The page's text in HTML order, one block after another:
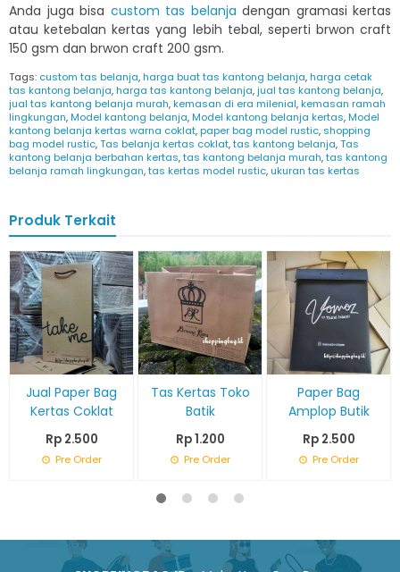
Anda juga bisa custom tas belanja dengan gramasi kertas
atau ketebalan kertas yang lebih tebal, seperti brwon craft
150 gsm dan brwon craft 200 gsm.
Tags: custom tas belanja,harga buat tas kantong belanja,harga cetak
tas kantong belanja,harga tas kantong belanja,jual tas kantong belanja,
jual tas kantong belanja murah,kemasan di era milenial,kemasan ramah
lingkungan,Model kantong belanja,Model kantong belanja kertas,Model
kantong belanja kertas warna coklat,paper bag model rustic,shopping
bag model rustic,Tas belanja kertas coklat,tas kantong belanja,Tas
kantong belanja berbahan kertas,tas kantong belanja murah,tas kantong
belanja ramah lingkungan,tas kertas model rustic,ukuran tas kertas
Produk Terkait
Jual Paper Bag
Kertas Coklat
Rp 2.500
Pre Order
Tas Kertas Toko
Batik
Rp 1.200
Pre Order
Paper Bag
Amplop Butik
Rp 2.500
Pre Order